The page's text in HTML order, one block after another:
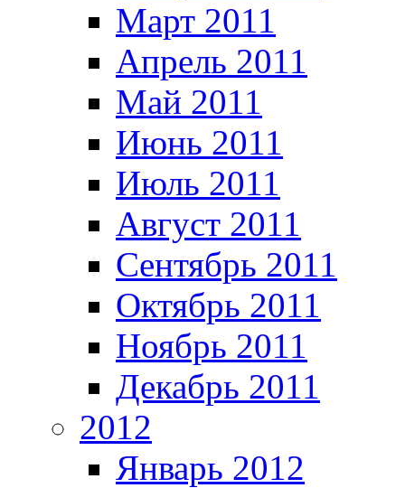
Март 2011
Апрель 2011
Май 2011
Июнь 2011
Июль 2011
Август 2011
Сентябрь 2011
Октябрь 2011
Ноябрь 2011
Декабрь 2011
2012
Январь 2012